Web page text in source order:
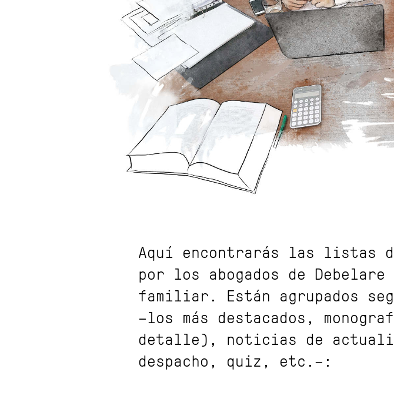
Aquí encontrarás las listas
por los abogados de
familiar. Están agrupados
–los más destacados,
detalle), noticias de
despacho, quiz, etc.–: